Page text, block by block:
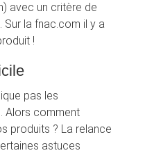
avec un critère de
Sur la fnac.com il y a
!
pas les
Alors comment
produits ? La relance
astuces